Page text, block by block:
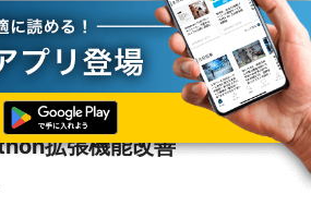
ンジニア
10月の新機能とハイライト、Python拡張機能改善
2023年10月の新機能と
拡張機能改善